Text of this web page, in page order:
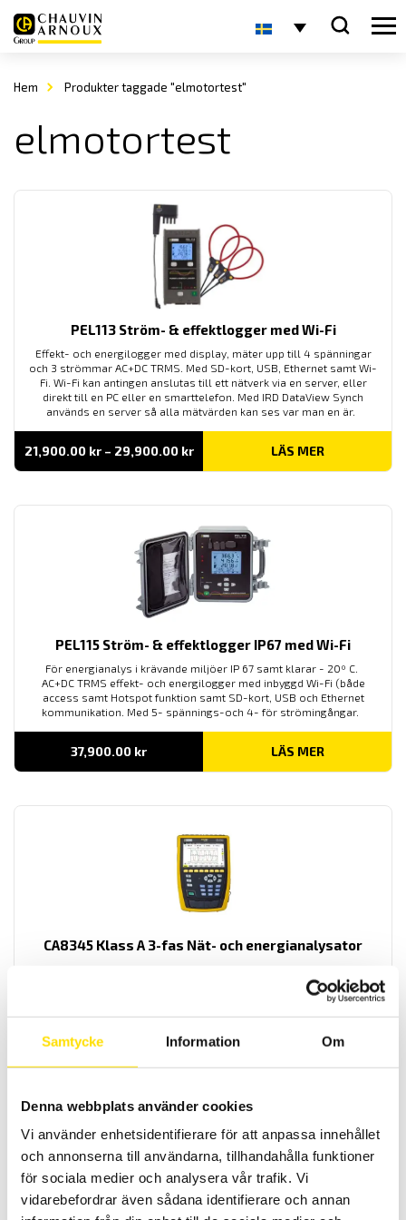
Samtycke Information Om
Denna webbplats använder cookies
Vi använder enhetsidentifierare för att anpassa innehållet
och annonserna till användarna, tillhandahålla funktioner
för sociala medier och analysera vår trafik. Vi
vidarebefordrar även sådana identifierare och annan
Hem Produkter taggade "elmotortest"
elmotortest
PEL113 Ström- & effektlogger med Wi-Fi
Effekt- och energilogger med display, mäter upp till 4 spänningar
och 3 strömmar AC+DC TRMS. Med SD-kort, USB, Ethernet samt Wi-
Fi. Wi-Fi kan antingen anslutas till ett nätverk via en server, eller
direkt till en PC eller en smarttelefon. Med IRD DataView Synch
används en server så alla mätvärden kan ses var man en är.
21,900.00 kr – 29,900.00 krPrisintervall:
till
LÄS MER
PEL115 Ström- & effektlogger IP67 med Wi-Fi
För energianalys i krävande miljöer IP 67 samt klarar - 20º C.
AC+DC TRMS effekt- och energilogger med inbyggd Wi-Fi (både
access samt Hotspot funktion samt SD-kort, USB och Ethernet
kommunikation. Med 5- spännings-och 4- för strömingångar.
37,900.00 kr LÄS MER
CA8345 Klass A 3-fas Nät- och energianalysator
komplett elnätanalys. AC+DC TRMS mätning för motorstarter-
transient- och energianalys med 5 spännings- och 4
69,900.00kr–79,250.00krPrisintervall:
79,250.00 kr
LÄS MER
Rea!